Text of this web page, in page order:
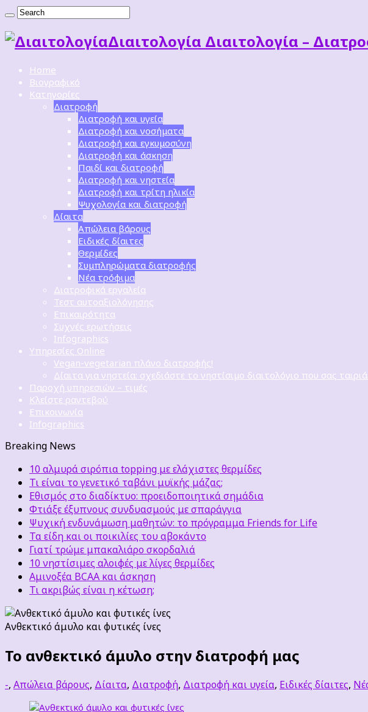
Διαιτoλογία Διαιτολογία –
Home
Βιογραφικό
Κατηγορίες
Διατροφή
Διατροφή και υγεία
Διατροφή και νοσήματα
Διατροφή και εγκυμοσύνη
Διατροφή και άσκηση
Παιδί και διατροφή
Διατροφή και νηστεία
Διατροφή και τρίτη ηλικία
Ψυχολογία και διατροφή
Δίαιτα
Απώλεια βάρους
Ειδικές δίαιτες
Θερμίδες
Συμπληρώματα διατροφής
Νέα τρόφιμα
Διατροφικά εργαλεία
Τεστ αυτοαξιολόγησης
Επικαιρότητα
Συχνές ερωτήσεις
Infographics
Υπηρεσίες Online
Vegan-vegetarian πλάνο διατροφής!
Δίαιτα για νηστεία: σχεδιάστε το νηστίσιμο διαιτολόγιο που σας
Παροχή υπηρεσιών – τιμές
Κλείστε ραντεβού
Επικοινωνία
Infographics
Breaking News
10 αλμυρά σιρόπια topping με ελάχιστες θερμίδες
Τι είναι το γενετικό ταβάνι μυϊκής μάζας;
Εθισμός στο διαδίκτυο: προειδοποιητικά σημάδια
Φτιάξε έξυπνους συνδυασμούς με σπαράγγια
Ψυχική ενδυνάμωση μαθητών: το πρόγραμμα Friends for Life
Τα είδη και οι ποικιλίες του αβοκάντο
Γιατί τρώμε μπακαλιάρο σκορδαλιά
10 νηστίσιμες αλοιφές με λίγες θερμίδες
Αμινοξέα BCAA και άσκηση
Τι ακριβώς είναι η κέτωση;
Ανθεκτικό άμυλο και φυτικές ίνες
Το ανθεκτικό άμυλο στην διατροφή μας
-, Απώλεια βάρους, Δίαιτα, Διατροφή, Διατροφή και υγεία, Ειδικές δίαιτες,